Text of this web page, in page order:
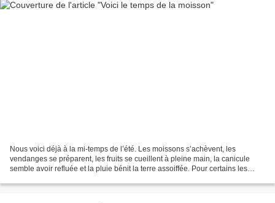
Nous voici déjà à la mi-temps de l’été. Les moissons s’achèvent, les
vendanges se préparent, les fruits se cueillent à pleine main, la canicule
semble avoir refluée et la pluie bénit la terre assoiffée. Pour certains les